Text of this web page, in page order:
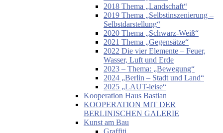
2018 Thema „Landschaft“
2019 Thema „Selbstinszenierung –
Selbstdarstellung“
2020 Thema „Schwarz-Weiß“
2021 Thema „Gegensätze“
2022 Die vier Elemente – Feuer,
Wasser, Luft und Erde
2023 – Thema: „Bewegung“
2024 „Berlin – Stadt und Land“
2025 „LAUT-leise“
Kooperation Haus Bastian
KOOPERATION MIT DER
BERLINISCHEN GALERIE
Kunst am Bau
Graffiti